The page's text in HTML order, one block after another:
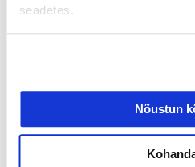
seadetes.
Nõustun
Jaga
Prev